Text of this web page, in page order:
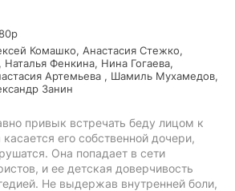
Комашко, Анастасия Стежко,
Наталья Фенкина, Нина Гогаева,
Артемьева , Шамиль Мухамедов,
Занин
привык встречать беду лицом к
его собственной дочери,
Она попадает в сети
и ее детская доверчивость
Не выдержав внутренней боли,